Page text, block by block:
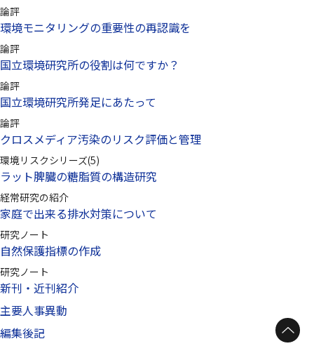
論評
環境モニタリングの重要性の再認識を
論評
国立環境研究所の役割は何ですか？
論評
国立環境研究所発足にあたって
論評
クロスメディア汚染のリスク評価と管理
環境リスクシリーズ(5)
ラット脾臓の糖脂質の構造研究
経常研究の紹介
家庭で出来る排水対策について
研究ノート
自然保護指標の作成
研究ノート
新刊・近刊紹介
主要人事異動
編集後記